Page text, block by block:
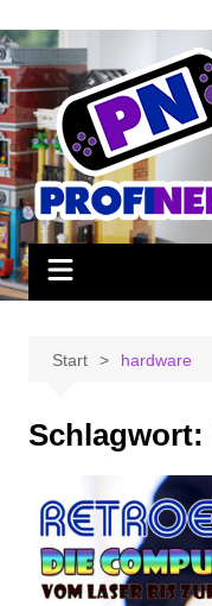
Inhalt
springen
Start hardware
Schlagwort: